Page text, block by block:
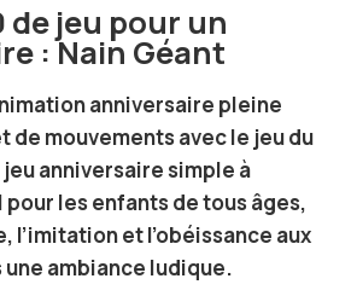
: Nain Géant
anniversaire pleine
de mouvements avec le jeu du
jeu anniversaire simple à
les enfants de tous âges,
l’imitation et l’obéissance aux
une ambiance ludique.